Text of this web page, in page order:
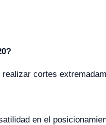
cortes
en el